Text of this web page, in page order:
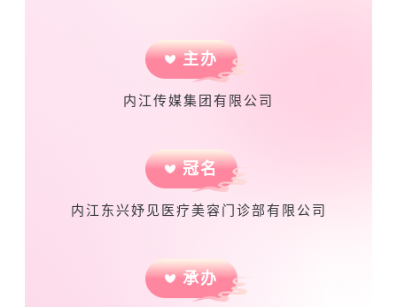
主办
内江传媒集团有限公司
冠名
内江东兴妤见医疗美容门诊部有限公司
承办